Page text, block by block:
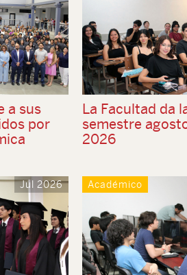
a sus
por
La Facultad da
semestre
2026
Jul 2026 Académico